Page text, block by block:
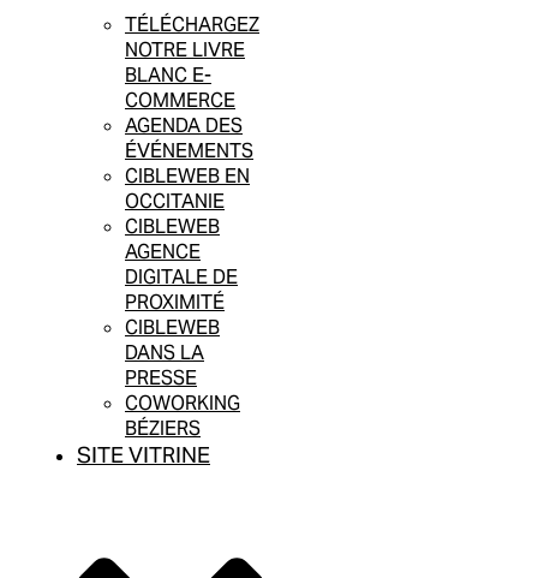
TÉLÉCHARGEZ
NOTRE LIVRE
BLANC E-
COMMERCE
AGENDA DES
ÉVÉNEMENTS
CIBLEWEB EN
OCCITANIE
CIBLEWEB
AGENCE
DIGITALE DE
PROXIMITÉ
CIBLEWEB
DANS LA
PRESSE
COWORKING
BÉZIERS
SITE VITRINE